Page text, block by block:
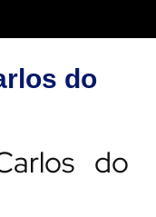
do
do